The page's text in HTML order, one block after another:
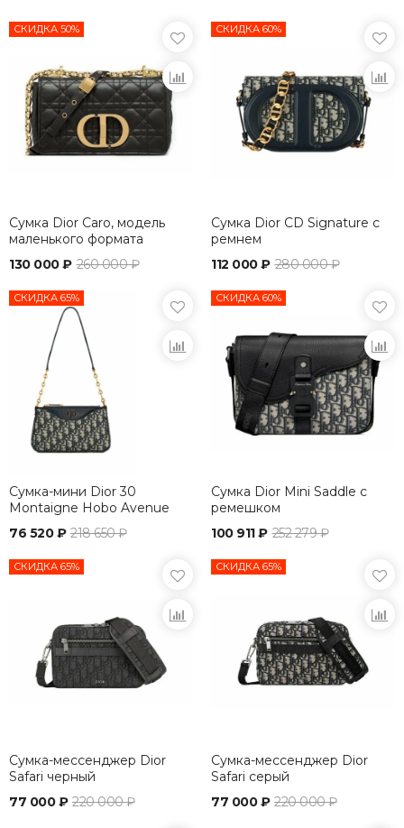
СКИДКА 50%
Сумка Dior Caro, модель
маленького формата
130 000 ₽ 260 000 ₽
СКИДКА 60%
Сумка Dior CD Signature с
ремнем
112 000 ₽ 280 000 ₽
СКИДКА 65%
Сумка-мини Dior 30
Montaigne Hobo Avenue
76 520 ₽ 218 650 ₽
СКИДКА 60%
Сумка Dior Mini Saddle с
ремешком
100 911 ₽ 252 279 ₽
СКИДКА 65%
Сумка-мессенджер Dior
Safari черный
77 000 ₽ 220 000 ₽
СКИДКА 65%
Сумка-мессенджер Dior
Safari серый
77 000 ₽ 220 000 ₽